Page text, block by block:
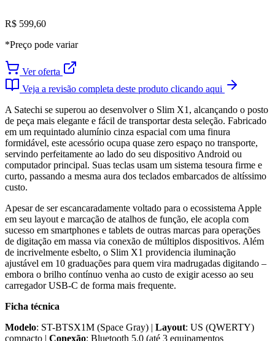
R$ 599,60
*Preço pode variar
Ver oferta
Veja a revisão completa deste produto clicando aqui
A Satechi se superou ao desenvolver o Slim X1, alcançando o posto
de peça mais elegante e fácil de transportar desta seleção. Fabricado
em um requintado alumínio cinza espacial com uma finura
formidável, este acessório ocupa quase zero espaço no transporte,
servindo perfeitamente ao lado do seu dispositivo Android ou
computador principal. Suas teclas usam um sistema tesoura firme e
curto, passando a mesma aura dos teclados embarcados de altíssimo
custo.
Apesar de ser escancaradamente voltado para o ecossistema Apple
em seu layout e marcação de atalhos de função, ele acopla com
sucesso em smartphones e tablets de outras marcas para operações
de digitação em massa via conexão de múltiplos dispositivos. Além
de incrivelmente esbelto, o Slim X1 providencia iluminação
ajustável em 10 graduações para quem vira madrugadas digitando –
embora o brilho contínuo venha ao custo de exigir acesso ao seu
carregador USB-C de forma mais frequente.
Ficha técnica
Modelo: ST-BTSX1M (Space Gray) | Layout: US (QWERTY)
compacto | Conexão: Bluetooth 5.0 (até 3 equipamentos